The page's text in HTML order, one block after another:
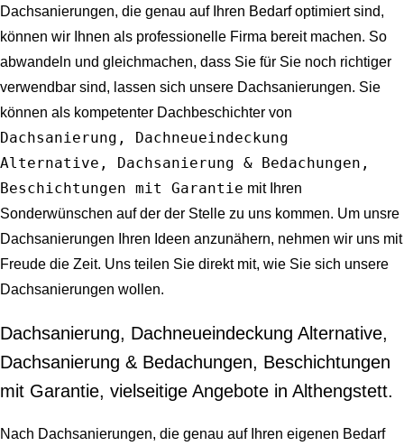
Dachsanierungen, die genau auf Ihren Bedarf optimiert sind,
können wir Ihnen als professionelle Firma bereit machen. So
abwandeln und gleichmachen, dass Sie für Sie noch richtiger
verwendbar sind, lassen sich unsere Dachsanierungen. Sie
können als kompetenter Dachbeschichter von
Dachsanierung, Dachneueindeckung
Alternative, Dachsanierung & Bedachungen,
Beschichtungen mit Garantie mit Ihren
Sonderwünschen auf der der Stelle zu uns kommen. Um unsre
Dachsanierungen Ihren Ideen anzunähern, nehmen wir uns mit
Freude die Zeit. Uns teilen Sie direkt mit, wie Sie sich unsere
Dachsanierungen wollen.
Dachsanierung, Dachneueindeckung Alternative,
Dachsanierung & Bedachungen, Beschichtungen
mit Garantie, vielseitige Angebote in Althengstett.
Nach Dachsanierungen, die genau auf Ihren eigenen Bedarf